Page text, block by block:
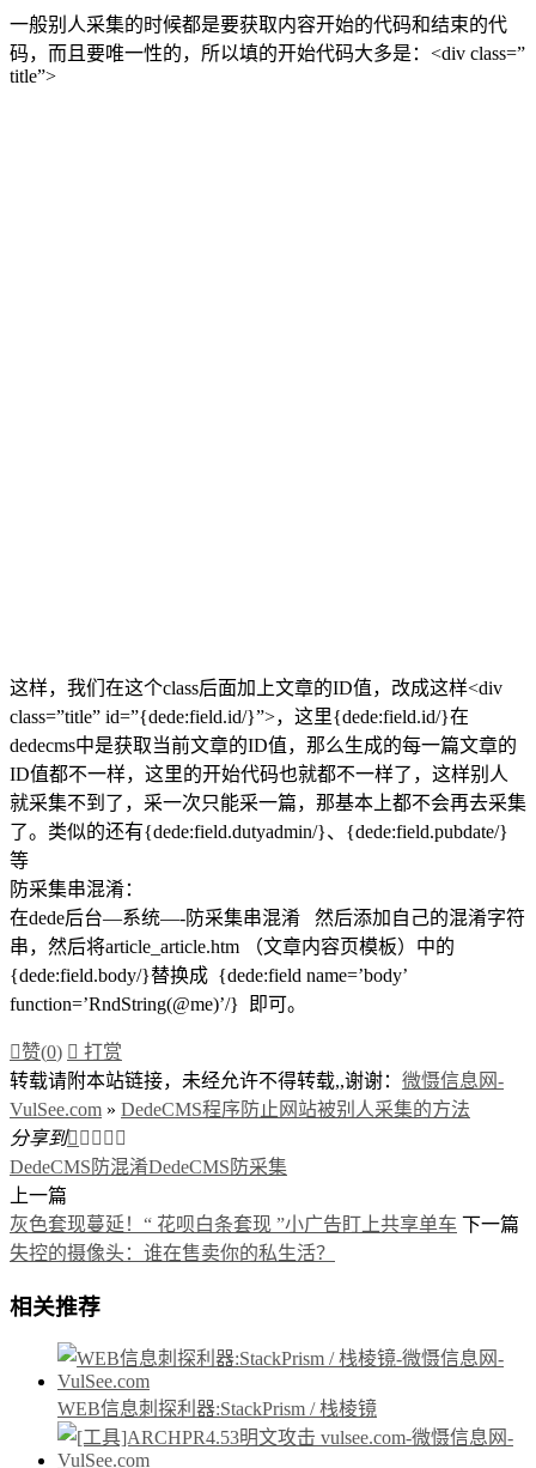
一般别人采集的时候都是要获取内容开始的代码和结束的代
码，而且要唯一性的，所以填的开始代码大多是：<div class=”
title”>
这样，我们在这个class后面加上文章的ID值，改成这样<div
class=”title” id=”{dede:field.id/}”>，这里{dede:field.id/}在
dedecms中是获取当前文章的ID值，那么生成的每一篇文章的
ID值都不一样，这里的开始代码也就都不一样了，这样别人
就采集不到了，采一次只能采一篇，那基本上都不会再去采集
了。类似的还有{dede:field.dutyadmin/}、{dede:field.pubdate/}
等
防采集串混淆：
在dede后台—系统—-防采集串混淆 然后添加自己的混淆字符
串，然后将article_article.htm （文章内容页模板）中的
{dede:field.body/}替换成 {dede:field name=’body’
function=’RndString(@me)’/} 即可。
赞(0)  打赏
转载请附本站链接，未经允许不得转载,,谢谢： 微慑信息网-
VulSee.com » DedeCMS程序防止网站被别人采集的方法
分享到    
DedeCMS防混淆DedeCMS防采集
上一篇
灰色套现蔓延！“ 花呗白条套现 ”小广告盯上共享单车 下一篇
失控的摄像头：谁在售卖你的私生活？
相关推荐
WEB信息刺探利器:StackPrism / 栈棱镜